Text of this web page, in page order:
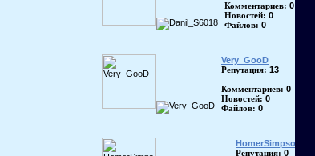
Комментариев: 0
Новостей: 0
Файлов: 0
Very_GooD
Репутация: 13
Комментариев: 0
Новостей: 0
Файлов: 0
HomerSimpson
Репутация: 0